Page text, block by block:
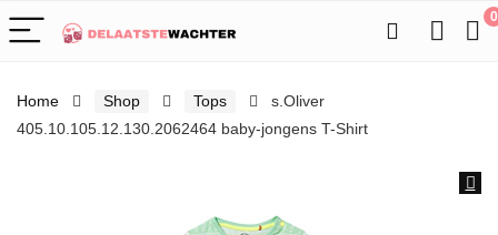
0
Home Shop Tops
s.Oliver
405.10.105.12.130.2062464 baby-jongens T-Shirt